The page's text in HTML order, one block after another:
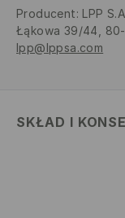
Producent: LPP
Łąkowa 39/44,
lpp@lppsa.com
SKŁAD I